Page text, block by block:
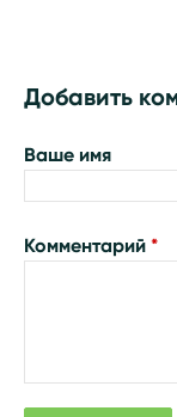
Добавить
Ваше имя
Комментарий*